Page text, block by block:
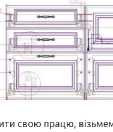
свою працю,